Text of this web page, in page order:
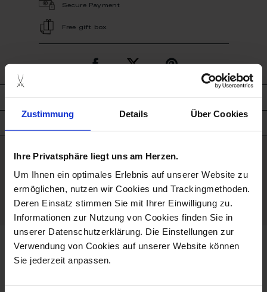
Zustimmung Details Über Cookies
Ihre Privatsphäre liegt uns am Herzen.
Um Ihnen ein optimales Erlebnis auf unserer Website zu
ermöglichen, nutzen wir Cookies und Trackingmethoden.
Deren Einsatz stimmen Sie mit Ihrer Einwilligung zu.
Informationen zur Nutzung von Cookies finden Sie in
unserer Datenschutzerklärung. Die Einstellungen zur
Verwendung von Cookies auf unserer Website können
Sie jederzeit anpassen.
Secure Payment
Free gift box
description
good to know
Porcelain - Handmade in
Germany
we think you’ll like these